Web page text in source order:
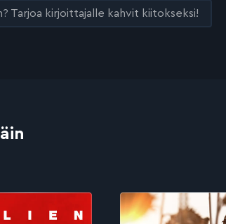
Tarjoa kirjoittajalle kahvit kiitokseksi!